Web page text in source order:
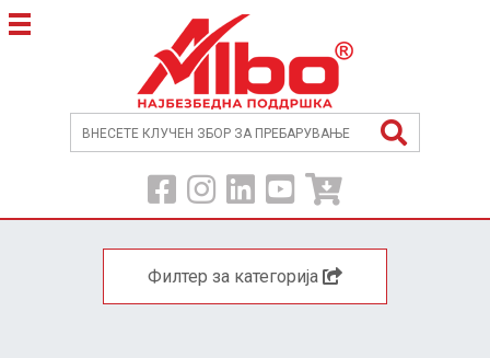
Филтер за категорија